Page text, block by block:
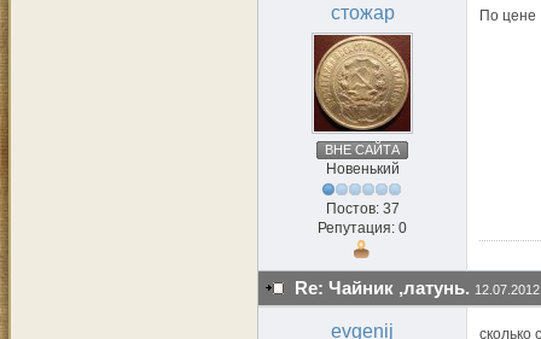
стожар
ВНЕ САЙТА
Новенький
Постов: 37
Репутация: 0
По цене
Re: Чайник ,латунь.
evgenij сколько